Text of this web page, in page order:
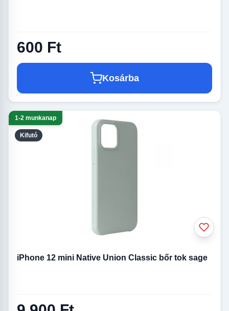
600 Ft
Kosárba
Kifutó
1-2 munkanap
iPhone 12 mini Native Union Classic bőr tok sage